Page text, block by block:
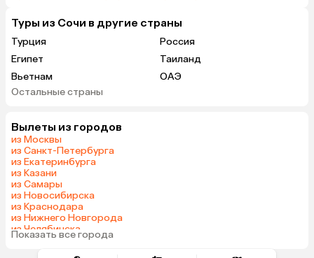
Туры из Сочи в другие страны
Турция
Россия
Египет
Таиланд
Вьетнам
ОАЭ
Армения
Израиль
Остальные страны
Вылеты из городов
из Москвы
из Санкт-Петербурга
из Екатеринбурга
из Казани
из Самары
из Новосибирска
из Краснодара
из Нижнего Новгорода
из Челябинска
из Тюмени
Показать все города